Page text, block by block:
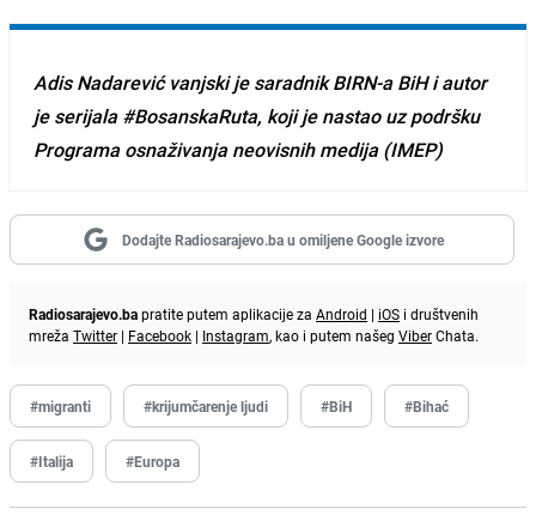
Adis Nadarević vanjski je saradnik BIRN-a BiH i autor
je serijala #BosanskaRuta, koji je nastao uz podršku
Programa osnaživanja neovisnih medija (IMEP)
Dodajte Radiosarajevo.ba u omiljene Google izvore
Radiosarajevo.bapratite putem aplikacije za Android | iOS i društvenih
mreža Twitter | Facebook | Instagram, kao i putem našeg ViberChata.
#migranti #krijumčarenje ljudi #BiH #Bihać
#Italija #Europa